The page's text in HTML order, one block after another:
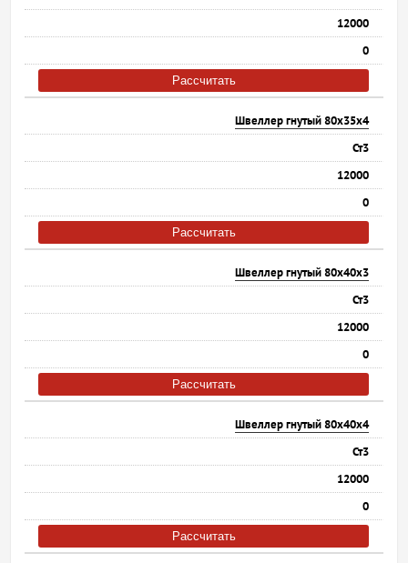
12000
0
Рассчитать
Швеллер гнутый 80х35х4
Ст3
12000
0
Рассчитать
Швеллер гнутый 80х40х3
Ст3
12000
0
Рассчитать
Швеллер гнутый 80х40х4
Ст3
12000
0
Рассчитать